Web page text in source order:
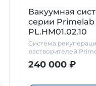
Вакуумная
серии
PL.HM01.02.10
Система
растворителей
химически стойкое
для лабораторий
240 000 ₽